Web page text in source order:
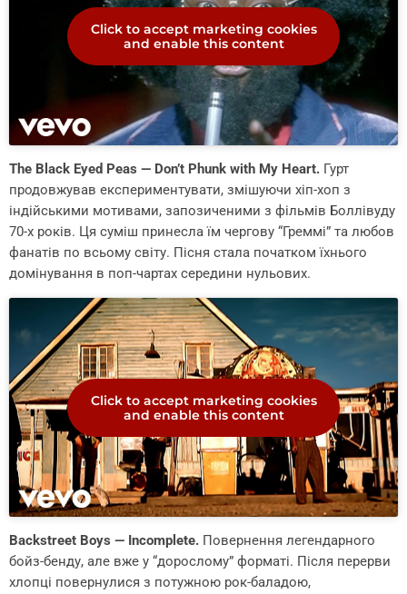
Click to accept marketing cookies
and enable this content
The Black Eyed Peas — Don’t Phunk with My Heart. Гурт
продовжував експериментувати, змішуючи хіп-хоп з
індійськими мотивами, запозиченими з фільмів Боллівуду
70-х років. Ця суміш принесла їм чергову “Греммі” та любов
фанатів по всьому світу. Пісня стала початком їхнього
домінування в поп-чартах середини нульових.
Click to accept marketing cookies
and enable this content
Backstreet Boys — Incomplete. Повернення легендарного
бойз-бенду, але вже у “дорослому” форматі. Після перерви
хлопці повернулися з потужною рок-баладою,